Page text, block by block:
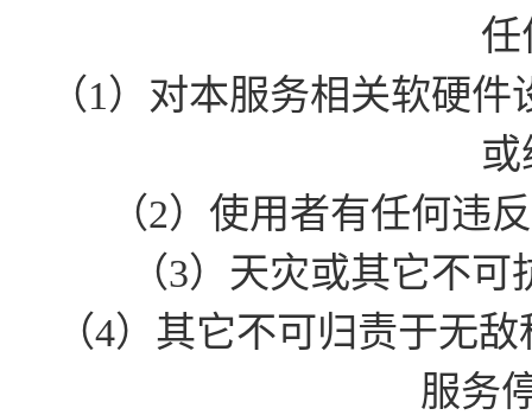
任
（1）对本服务相关软硬
或
（2）使用者有任何违
（3）天灾或其它不
（4）其它不可归责于无
服务